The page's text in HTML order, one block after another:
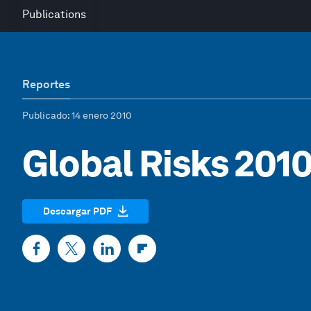
Publications
Reportes
Publicado: 14 enero 2010
Global Risks
Descargar PDF